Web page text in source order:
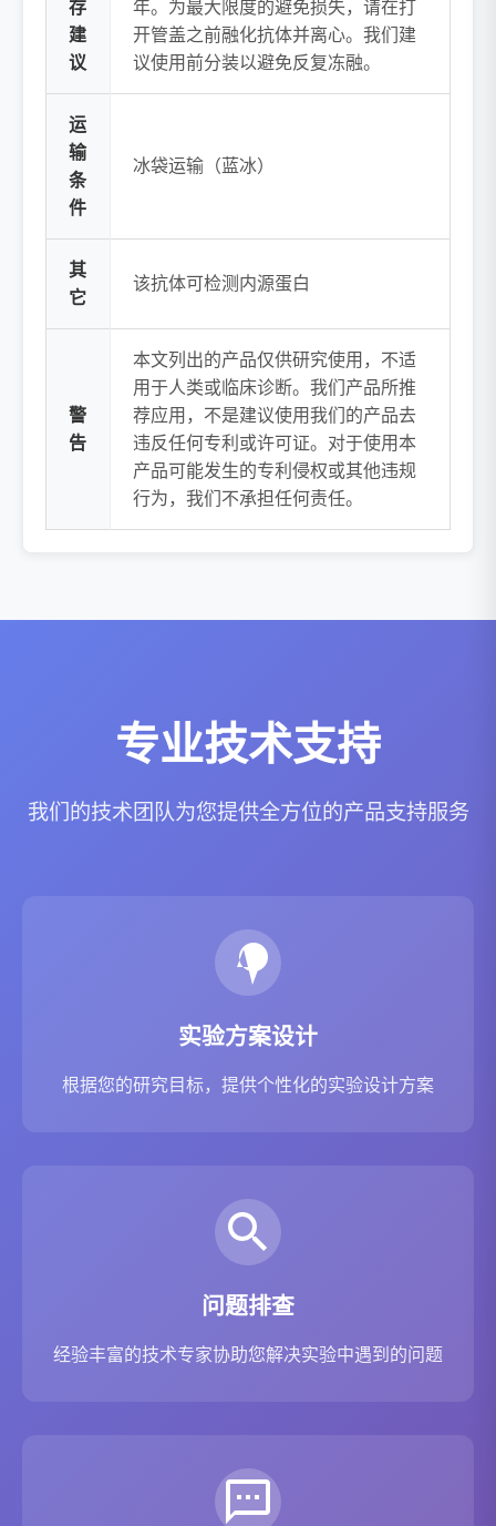
存
建
议
年。为最大限度的避免损失，请在打
开管盖之前融化抗体并离心。我们建
议使用前分装以避免反复冻融。
运
输
条
件
冰袋运输（蓝冰）
其
它
该抗体可检测内源蛋白
警
告
本文列出的产品仅供研究使用，不适
用于人类或临床诊断。我们产品所推
荐应用，不是建议使用我们的产品去
违反任何专利或许可证。对于使用本
产品可能发生的专利侵权或其他违规
行为，我们不承担任何责任。
专业技术支持
我们的技术团队为您提供全方位的产品支持服务
实验方案设计
根据您的研究目标，提供个性化的实验设计方案
问题排查
经验丰富的技术专家协助您解决实验中遇到的问题